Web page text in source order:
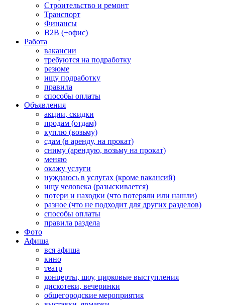
Строительство и ремонт
Транспорт
Финансы
B2B (+офис)
Работа
вакансии
требуются на подработку
резюме
ищу подработку
правила
способы оплаты
Объявления
акции, скидки
продам (отдам)
куплю (возьму)
сдам (в аренду, на прокат)
сниму (арендую, возьму на прокат)
меняю
окажу услуги
нуждаюсь в услугах (кроме вакансий)
ищу человека (разыскивается)
потери и находки (что потеряли или нашли)
разное (что не подходит для других разделов)
способы оплаты
правила раздела
Фото
Афиша
вся афиша
кино
театр
концерты, шоу, цирковые выступления
дискотеки, вечеринки
общегородские мероприятия